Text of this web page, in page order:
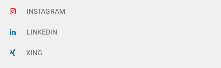
INSTAGRAM
LINKEDIN
XING